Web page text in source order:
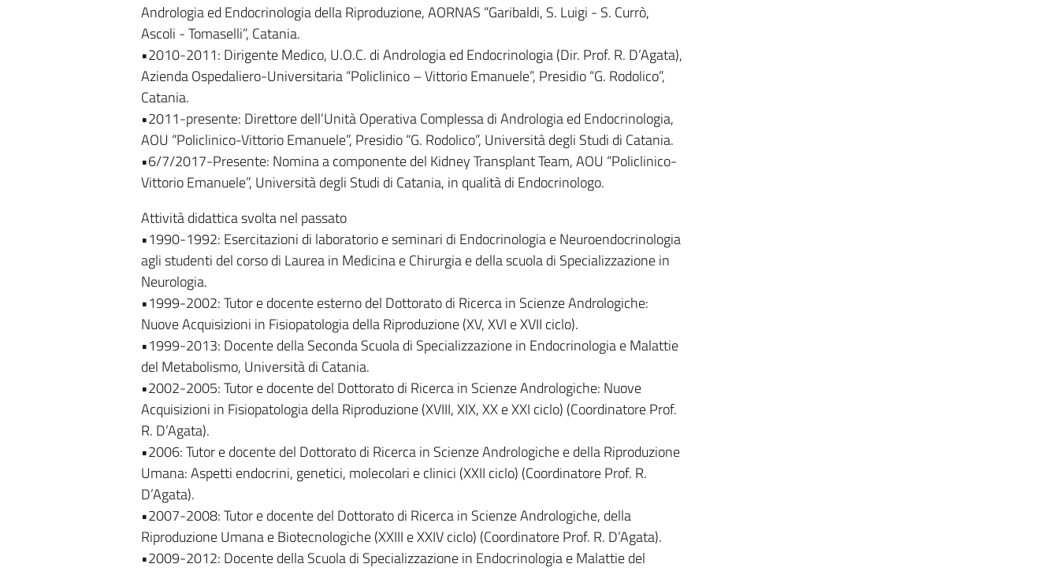
Andrologia ed Endocrinologia della Riproduzione, AORNAS “Garibaldi, S. Luigi - S. Currò,
Ascoli - Tomaselli”, Catania.
•2010-2011: Dirigente Medico, U.O.C. di Andrologia ed Endocrinologia (Dir. Prof. R. D’Agata),
Azienda Ospedaliero-Universitaria “Policlinico – Vittorio Emanuele”, Presidio “G. Rodolico”,
Catania.
•2011-presente: Direttore dell’Unità Operativa Complessa di Andrologia ed Endocrinologia,
AOU “Policlinico-Vittorio Emanuele”, Presidio “G. Rodolico”, Università degli Studi di Catania.
•6/7/2017-Presente: Nomina a componente del Kidney Transplant Team, AOU “Policlinico-
Vittorio Emanuele”, Università degli Studi di Catania, in qualità di Endocrinologo.
Attività didattica svolta nel passato
•1990-1992: Esercitazioni di laboratorio e seminari di Endocrinologia e Neuroendocrinologia
agli studenti del corso di Laurea in Medicina e Chirurgia e della scuola di Specializzazione in
Neurologia.
•1999-2002: Tutor e docente esterno del Dottorato di Ricerca in Scienze Andrologiche:
Nuove Acquisizioni in Fisiopatologia della Riproduzione (XV, XVI e XVII ciclo).
•1999-2013: Docente della Seconda Scuola di Specializzazione in Endocrinologia e Malattie
del Metabolismo, Università di Catania.
•2002-2005: Tutor e docente del Dottorato di Ricerca in Scienze Andrologiche: Nuove
Acquisizioni in Fisiopatologia della Riproduzione (XVIII, XIX, XX e XXI ciclo) (Coordinatore Prof.
R. D’Agata).
•2006: Tutor e docente del Dottorato di Ricerca in Scienze Andrologiche e della Riproduzione
Umana: Aspetti endocrini, genetici, molecolari e clinici (XXII ciclo) (Coordinatore Prof. R.
D’Agata).
•2007-2008: Tutor e docente del Dottorato di Ricerca in Scienze Andrologiche, della
Riproduzione Umana e Biotecnologiche (XXIII e XXIV ciclo) (Coordinatore Prof. R. D’Agata).
•2009-2012: Docente della Scuola di Specializzazione in Endocrinologia e Malattie del